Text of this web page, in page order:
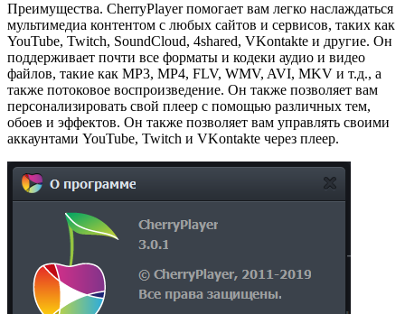
Преимущества. CherryPlayer помогает вам легко наслаждаться
мультимедиа контентом с любых сайтов и сервисов, таких как
YouTube, Twitch, SoundCloud, 4shared, VKontakte и другие. Он
поддерживает почти все форматы и кодеки аудио и видео
файлов, такие как MP3, MP4, FLV, WMV, AVI, MKV и т.д., а
также потоковое воспроизведение. Он также позволяет вам
персонализировать свой плеер с помощью различных тем,
обоев и эффектов. Он также позволяет вам управлять своими
аккаунтами YouTube, Twitch и VKontakte через плеер.